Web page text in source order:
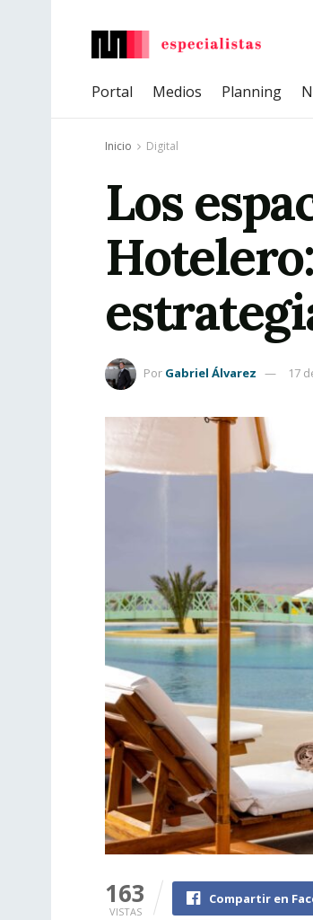
Portal Medios Planning
Inicio Digital
Los
Por Gabriel Álvarez 17
163
VISTAS
Compartir en